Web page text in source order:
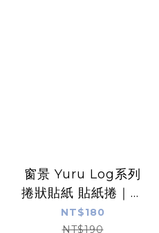
窗景 Yuru Log系列
捲狀貼紙 貼紙捲｜日
本Midori
NT$180
NT$190